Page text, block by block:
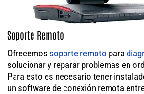
Soporte Remoto
Ofrecemos soporte remoto para
solucionar y reparar problemas en
Para esto es necesario tener
un software de conexión remota